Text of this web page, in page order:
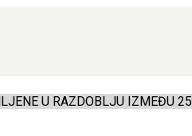
U RAZDOBLJU IZMEĐU